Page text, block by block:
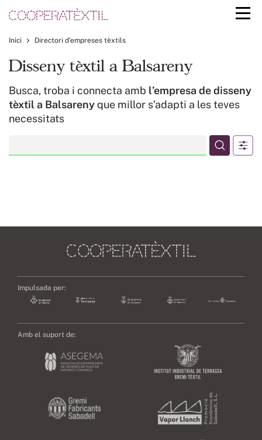
Inici Directori d’empreses tèxtils
Disseny tèxtil a Balsareny
Busca, troba i connecta amb l’empresa de disseny
tèxtil a Balsarenyque millor s’adapti a les teves
necessitats
Impulsada per:
Amb el suport de: